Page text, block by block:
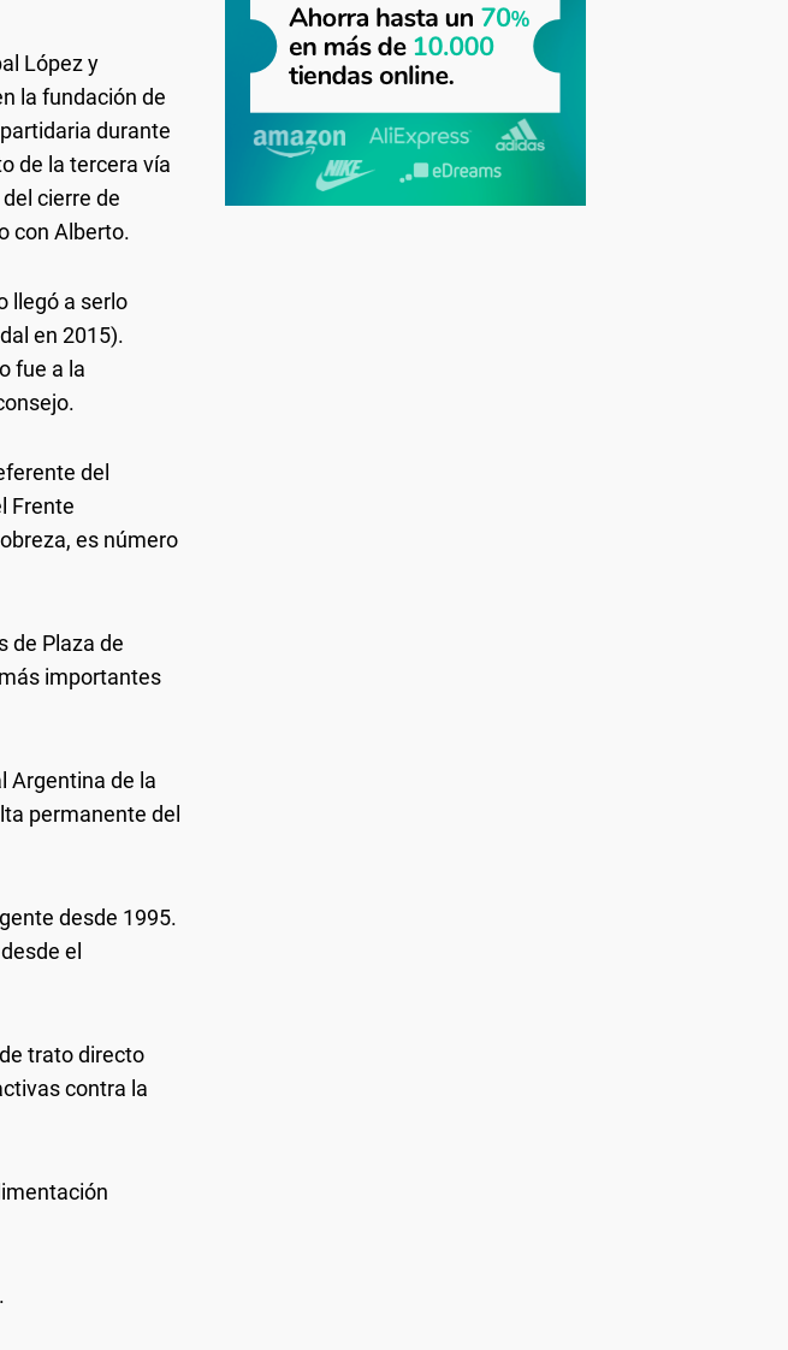
López y
la fundación de
durante
de la tercera vía
cierre de
con Alberto.
llegó a serlo
en 2015).
fue a la
del
Frente
es número
de Plaza de
importantes
Argentina de la
permanente del
desde 1995.
el
trato directo
contra la